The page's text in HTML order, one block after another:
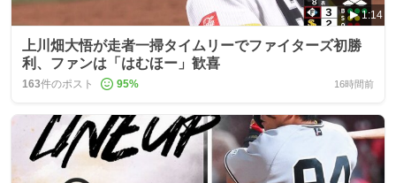
1:14
上川畑大悟が走者一掃タイムリーでファイターズ初勝
利、ファンは「はむほー」歓喜
163件のポスト 95% 16時間前